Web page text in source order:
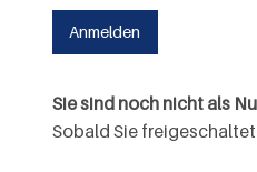
Sie sind noch nicht als
Sobald Sie